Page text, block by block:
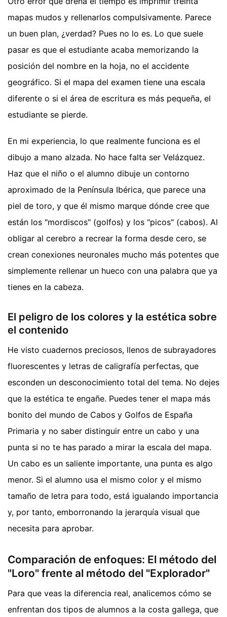
mapas mudos y rellenarlos compulsivamente. Parece
un buen plan, ¿verdad? Pues no lo es. Lo que suele
pasar es que el estudiante acaba memorizando la
posición del nombre en la hoja, no el accidente
geográfico. Si el mapa del examen tiene una escala
diferente o si el área de escritura es más pequeña, el
estudiante se pierde.
En mi experiencia, lo que realmente funciona es el
dibujo a mano alzada. No hace falta ser Velázquez.
Haz que el niño o el alumno dibuje un contorno
aproximado de la Península Ibérica, que parece una
piel de toro, y que él mismo marque dónde cree que
están los "mordiscos" (golfos) y los "picos" (cabos). Al
obligar al cerebro a recrear la forma desde cero, se
crean conexiones neuronales mucho más potentes que
simplemente rellenar un hueco con una palabra que ya
tienes en la cabeza.
El peligro de los colores y la estética sobre
el contenido
He visto cuadernos preciosos, llenos de subrayadores
fluorescentes y letras de caligrafía perfectas, que
esconden un desconocimiento total del tema. No dejes
que la estética te engañe. Puedes tener el mapa más
bonito del mundo de Cabos y Golfos de España
Primaria y no saber distinguir entre un cabo y una
punta si no te has parado a mirar la escala del mapa.
Un cabo es un saliente importante, una punta es algo
menor. Si el alumno usa el mismo color y el mismo
tamaño de letra para todo, está igualando importancia
y, por tanto, emborronando la jerarquía visual que
necesita para aprobar.
Comparación de enfoques: El método del
"Loro" frente al método del "Explorador"
Para que veas la diferencia real, analicemos cómo se
enfrentan dos tipos de alumnos a la costa gallega, que